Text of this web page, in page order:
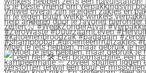
Moet je iets hebben, maar gebruik je